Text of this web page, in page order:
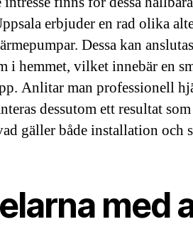
erbjuder en rad olika
Dessa kan
i hemmet, vilket innebär en
Anlitar man professionell
dessutom ett resultat
gäller både installation och
med